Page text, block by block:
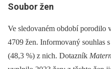
Soubor žen
Ve sledovaném období porodilo
4709 žen. Informovaný souhlas
(48,3 %) z nich. Dotazník